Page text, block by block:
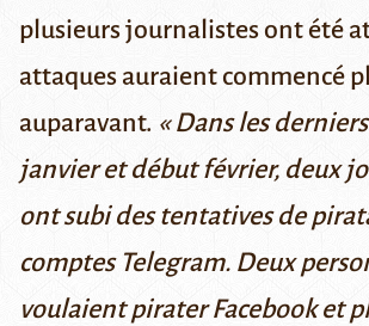
plusieurs journalistes ont été
attaques auraient commencé
auparavant. « Dans les
janvier et début février, deux
ont subi des tentatives de
comptes Telegram. Deux
voulaient pirater Facebook et